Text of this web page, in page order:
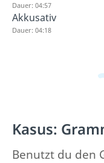
Dauer: 04:57
Akkusativ
Dauer: 04:18
Kasus:
Benutzt du den